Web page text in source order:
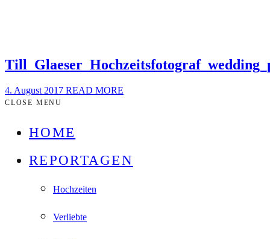
4. August 2017 READ MORE
CLOSE MENU
HOME
REPORTAGEN
Hochzeiten
Verliebte